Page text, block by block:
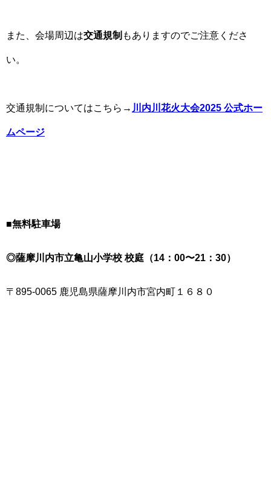
また、会場周辺は交通規制 もありますのでご注意くださ
い。
交通規制についてはこちら→ 川内川花火大会2025 公式ホー
ムページ
■無料駐車場
◎薩摩川内市立亀山小学校 校庭（14：00〜21：30）
〒895-0065 鹿児島県薩摩川内市宮内町１６８０